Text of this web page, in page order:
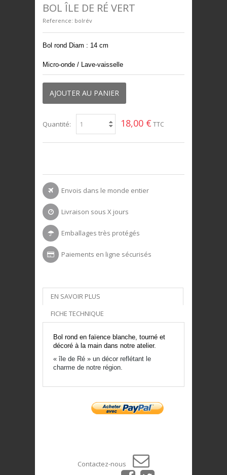
BOL ÎLE DE RÉ VERT
Reference: bolrév
Bol rond Diam : 14 cm
Micro-onde / Lave-vaisselle
AJOUTER AU PANIER
Quantité: 18,00 € TTC
Envois dans le monde entier
Livraison sous X jours
Emballages très protégés
Paiements en ligne sécurisés
EN SAVOIR PLUS
FICHE TECHNIQUE
Bol rond en faïence blanche, tourné et
décoré à la main dans notre atelier.
« île de Ré » un décor reflétant le
charme de notre région.
Contactez-nous